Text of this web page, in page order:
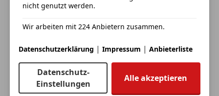
Spoiler
Sportsitze
Fahrzeugdaten hinzufügen
Deine E-Mail
nicht genutzt werden.
Wir arbeiten mit 224 Anbietern zusammen.
Datenschutzerklärung | Impressum | Anbieterliste
Datenschutz-
Einstellungen
Alle akzeptieren